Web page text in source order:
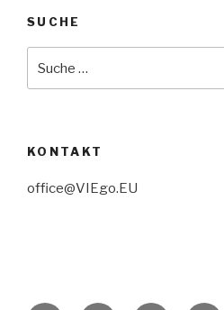
SUCHE
KONTAKT
office@VIEgo.EU